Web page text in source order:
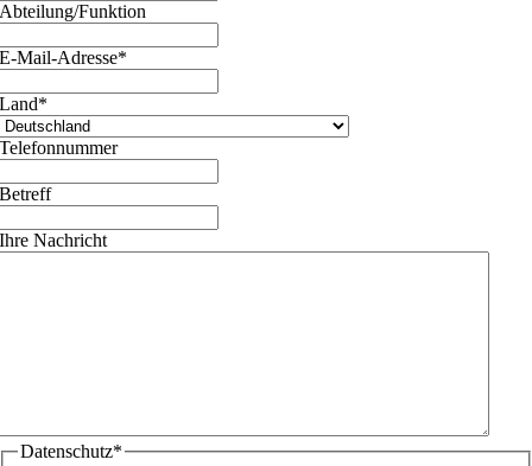
Abteilung/Funktion
E-Mail-Adresse*
Land*
Telefonnummer
Betreff
Ihre Nachricht
Datenschutz*